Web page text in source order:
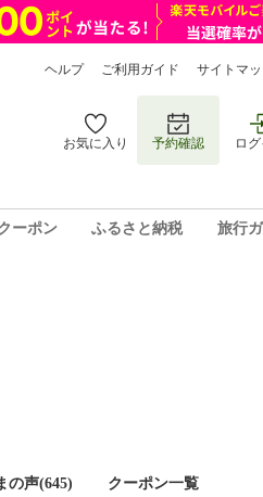
ヘルプ ご利用ガイド サイトマ
お気に入り 予約確認 ロ
ーポン ふるさと納税 旅行
の声(645) クーポン一覧